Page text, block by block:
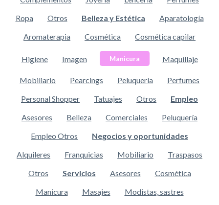
Ropa
Otros Belleza y Estética
Aparatología
Aromaterapia
Cosmética Cosmética capilar
Higiene Imagen Manicura Maquillaje
Mobiliario Pearcings Peluquería
Perfumes
Personal Shopper
Tatuajes Otros
Empleo
Asesores
Belleza Comerciales
Peluquería
Empleo Otros
Negocios y oportunidades
Alquileres
Franquicias Mobiliario
Traspasos
Otros
Servicios Asesores
Cosmética
Manicura
Masajes
Modistas, sastres